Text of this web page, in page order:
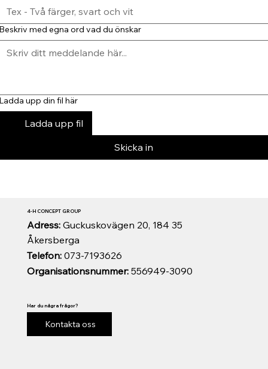
med egna ord vad du önskar
upp din fil här
Ladda upp fil
Skicka in
Organisationsnummer:556949-3090
Telefon:073-7193626
Adress: Guckuskovägen 20, 184 35
Åkersberga
4-H CONCEPT GROUP
Har du några frågor?
Kontakta oss